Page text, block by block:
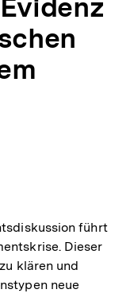
führt
Dieser
klären und
neue